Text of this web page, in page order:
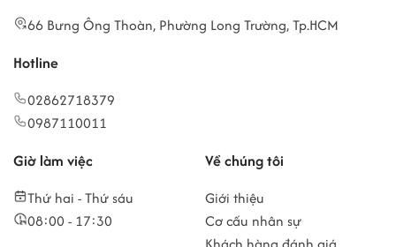
66 Bưng Ông Thoàn, Phường Long Trường, Tp.HCM
Hotline
02862718379
0987110011
Giờ làm việc
Thứ hai - Thứ sáu
08:00 - 17:30
Về chúng tôi
Giới thiệu
Cơ cấu nhân sự